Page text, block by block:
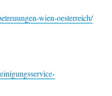
wien-oesterreich/